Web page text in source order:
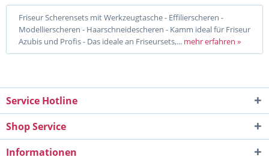
Friseur Scherensets mit Werkzeugtasche - Effilierscheren -
Modellierscheren - Haarschneidescheren - Kamm ideal für Friseur
Azubis und Profis - Das ideale an Friseursets,... mehr erfahren »
Service Hotline
Shop Service
Informationen